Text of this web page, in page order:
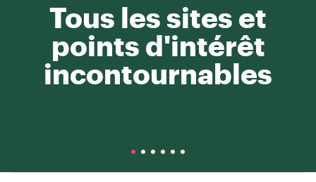
Tous les sites et
points d'intérêt
incontournables